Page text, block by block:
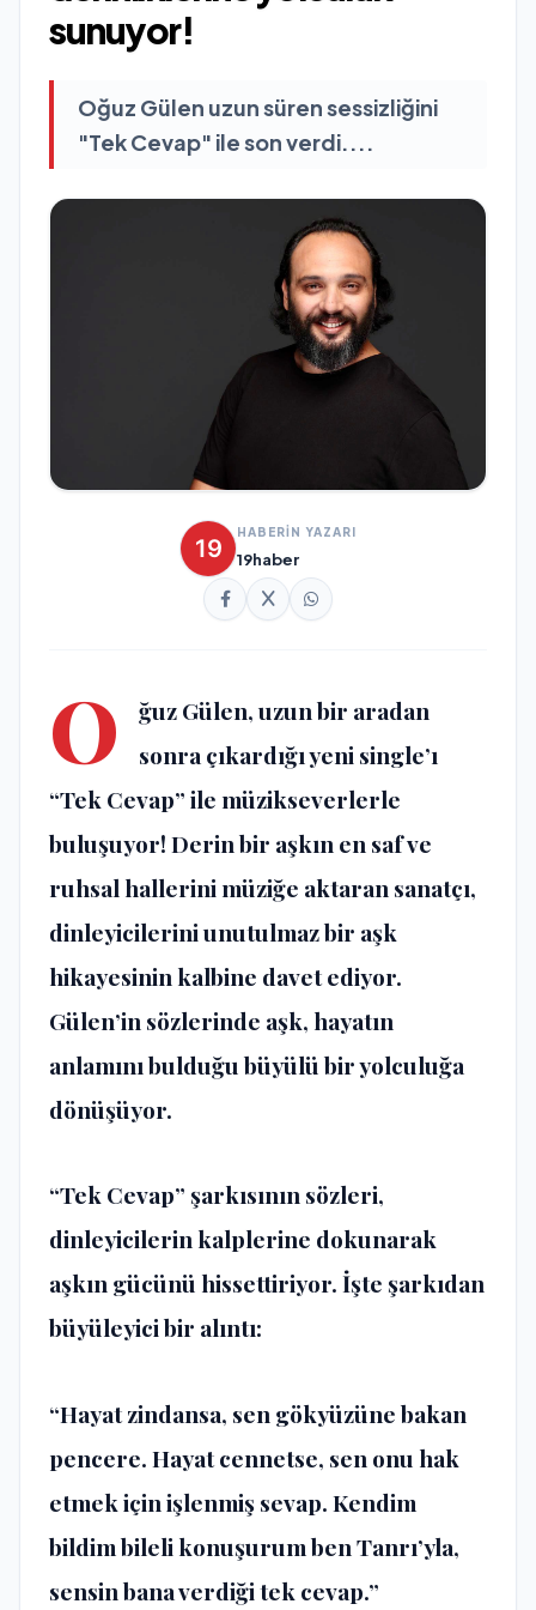
sunuyor!
Oğuz Gülen uzun süren sessizliğini
"Tek Cevap" ile son verdi....
HABERİN YAZARI
19haber
O
ğuz Gülen, uzun bir aradan
sonra çıkardığı yeni single’ı
“Tek Cevap” ile müzikseverlerle
buluşuyor! Derin bir aşkın en saf ve
ruhsal hallerini müziğe aktaran sanatçı,
dinleyicilerini unutulmaz bir aşk
hikayesinin kalbine davet ediyor.
Gülen’in sözlerinde aşk, hayatın
anlamını bulduğu büyülü bir yolculuğa
dönüşüyor.
“Tek Cevap” şarkısının sözleri,
dinleyicilerin kalplerine dokunarak
aşkın gücünü hissettiriyor. İşte şarkıdan
büyüleyici bir alıntı:
“Hayat zindansa, sen gökyüzüne bakan
pencere. Hayat cennetse, sen onu hak
etmek için işlenmiş sevap. Kendim
bildim bileli konuşurum ben Tanrı’yla,
sensin bana verdiği tek cevap.”